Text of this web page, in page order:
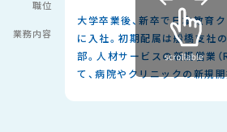
職位
業務内容
大学卒業後、新卒で日本教育
に入社。初期配属は船橋支社
部。人材サービスの新規営業（
て、病院やクリニックの新規開